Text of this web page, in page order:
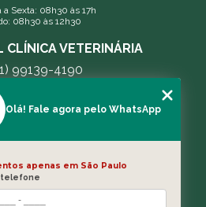
a Sexta: 08h30 às 17h
08h30 às 12h30
CLÍNICA VETERINÁRIA
99139-4190
A CLÍNICA
BLOG
Olá! Fale agora pelo WhatsApp
apenas em São Paulo
telefone